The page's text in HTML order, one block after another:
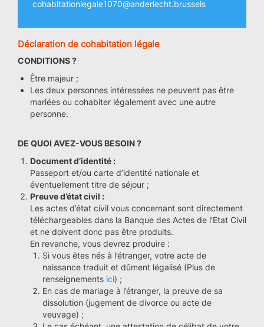
cohabitationlegale1070@anderlecht.brussels
Déclaration de cohabitation légale
CONDITIONS ?
Être majeur ;
Les deux personnes intéressées ne peuvent pas être
mariées ou cohabiter légalement avec une autre
personne.
DE QUOI AVEZ-VOUS BESOIN ?
Document d’identité :
Passeport et/ou carte d’identité nationale et
éventuellement titre de séjour ;
Preuve d’état civil :
Les actes d’état civil vous concernant sont directement
téléchargeables dans la Banque des Actes de l’Etat Civil
et ne doivent donc pas être produits.
En revanche, vous devrez produire :
Si vous êtes nés à l’étranger, votre acte de
naissance traduit et dûment légalisé (Plus de
renseignements ici) ;
En cas de mariage à l’étranger, la preuve de sa
dissolution (jugement de divorce ou acte de
veuvage) ;